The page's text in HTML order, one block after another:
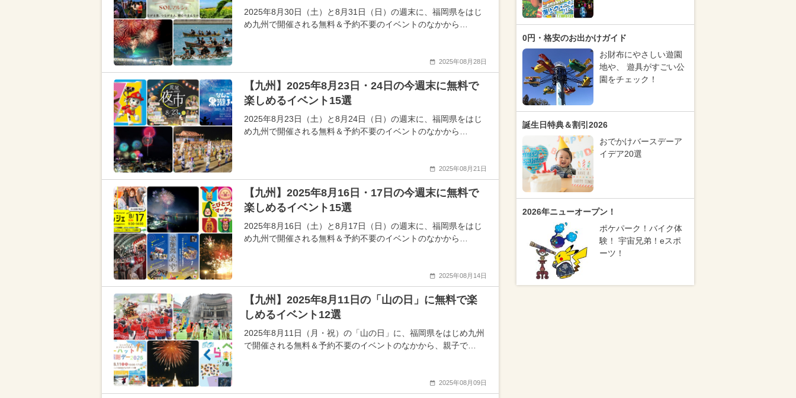
2025年8月30日（土）と8月31日（日）の週末に、福岡県をはじ
め九州で開催される無料＆予約不要のイベントのなかから…
2025年08月28日
【九州】2025年8月23日・24日の今週末に無料で
楽しめるイベント15選
2025年8月23日（土）と8月24日（日）の週末に、福岡県をはじ
め九州で開催される無料＆予約不要のイベントのなかから…
2025年08月21日
【九州】2025年8月16日・17日の今週末に無料で
楽しめるイベント15選
2025年8月16日（土）と8月17日（日）の週末に、福岡県をはじ
め九州で開催される無料＆予約不要のイベントのなかから…
2025年08月14日
【九州】2025年8月11日の「山の日」に無料で楽
しめるイベント12選
2025年8月11日（月・祝）の「山の日」に、福岡県をはじめ九州
で開催される無料＆予約不要のイベントのなかから、親子で…
2025年08月09日
0円・格安のお出かけガイド
お財布にやさしい遊園
地や、 遊具がすごい公
園をチェック！
誕生日特典＆割引2026
おでかけバースデーア
イデア20選
2026年ニューオープン！
ポケパーク！バイク体
験！ 宇宙兄弟！eスポ
ーツ！